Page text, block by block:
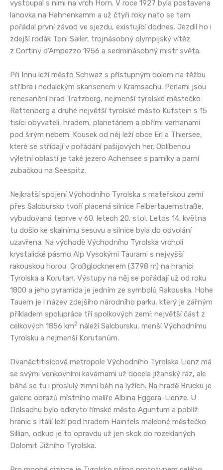
vystoupal s nimi na vrch Horn. V roce 1927 byla postavena
lanovka na Hahnenkamm a už čtyři roky nato se tam
pořádal první závod ve sjezdu, existující dodnes. Jezdil ho i
zdejší rodák Toni Sailer, trojnásobný olympijský vítěz
z Cortiny d’Ampezzo 1956 a sedminásobný mistr světa.
Při Innu leží město Schwaz s přístupným dolem na těžbu
stříbra i nedalekým skansenem v Kramsachu. Perlami jsou
renesanční hrad Tratzberg, nejmenší tyrolské městečko
Rattenberg a druhé největší tyrolské město Kufstein s 15
tisíci obyvateli, hradem, planetáriem a obřími varhanami
pod širým nebem. Kousek od něj leží obce Erl a Thiersee,
které se střídají v pořádání pašijových her. Oblíbenou
výletní oblastí je také jezero Achensee s parníky a parní
zubačkou na Seespitz.
Nejkratší spojení Východního Tyrolska s mateřskou zemí
přes Salcbursko tvoří placená silnice Felbertauernstraße,
vybudovaná teprve v 60. letech 20. stol. Letos 14. května
tu došlo ke skalnímu sesuvu a silnice byla do odvolání
uzavřena. Na východě Východního Tyrolska vrcholí
krystalické pásmo Alp Vysokými Taurami s nejvyšší
rakouskou horou Großglocknerem (3798 m) na hranici
Tyrolska a Korutan. Výstupy na něj se pořádají už od roku
1800 a jeho pyramida je jedním ze symbolů Rakouska. Hohe
Tauern je i název zdejšího národního parku, který je zářným
příkladem spolupráce tří spolkových zemí: největší část z
celkových 1856 km2 náleží Salcbursku, menší Východnímu
Tyrolsku a nejmenší Korutanům.
Dvanáctitisícová metropole Východního Tyrolska Lienz má
se svými venkovními kavárnami už docela jižanský ráz, ale
běhá se tu i proslulý zimní běh na lyžích. Na hradě Brucku je
galerie obrazů místního malíře Albina Eggera-Lienze. U
Dölsachu bylo odkryto římské město Aguntum a poblíž
hranic s Itálií leží pod hradem Hainfels malebné městečko
Sillian, odkud je to opravdu už jen skok do rozeklaných
Dolomit Jižního Tyrolska.